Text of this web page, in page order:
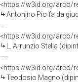
<https://w3id.org/arco/
Antonino Pio fa da
<https://w3id.org/arco/
L. Arrunzio Stella
<https://w3id.org/arco/
Teodosio Magno